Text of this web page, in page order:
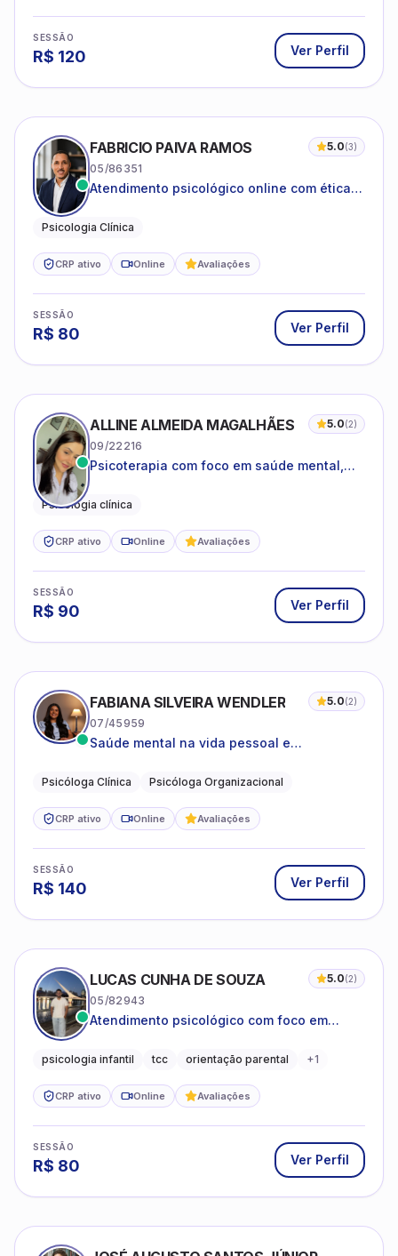
SESSÃO
R$ 120 Ver Perfil
FABRICIO PAIVA RAMOS 5.0(3)
05/86351
Atendimento psicológico online com ética,
Psicologia Clínica
CRP ativo Online Avaliações
SESSÃO
R$ 80 Ver Perfil
ALLINE ALMEIDA MAGALHÃES 5.0(2)
09/22216
Psicoterapia com foco em saúde mental,
adolescentes e adultos.
Psicologia clínica
CRP ativo Online Avaliações
SESSÃO
R$ 90 Ver Perfil
FABIANA SILVEIRA WENDLER 5.0(2)
07/45959
Saúde mental na vida pessoal e
Psicóloga Clínica Psicóloga Organizacional
CRP ativo Online Avaliações
SESSÃO
R$ 140 Ver Perfil
LUCAS CUNHA DE SOUZA 5.0(2)
05/82943
Atendimento psicológico com foco em
promovendo equilíbrio emocional e
psicologia infantil tcc orientação parental +1
CRP ativo Online Avaliações
SESSÃO
R$ 80 Ver Perfil